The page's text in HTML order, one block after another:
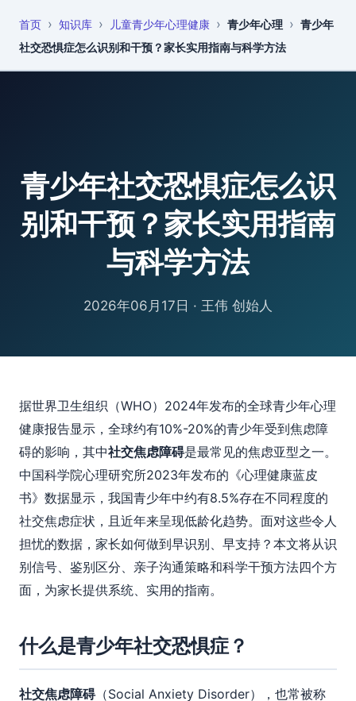
恩启 知识库
首页 › 知识库 › 儿童青少年心理健康 › 青少年心理 › 青少年
社交恐惧症怎么识别和干预？家长实用指南与科学方法
青少年社交恐惧症怎么识
别和干预？家长实用指南
与科学方法
2026年06月17日 · 王伟 创始人
据世界卫生组织（WHO）2024年发布的全球青少年心理
健康报告显示，全球约有10%-20%的青少年受到焦虑障
碍的影响，其中社交焦虑障碍是最常见的焦虑亚型之一。
中国科学院心理研究所2023年发布的《心理健康蓝皮
书》数据显示，我国青少年中约有8.5%存在不同程度的
社交焦虑症状，且近年来呈现低龄化趋势。面对这些令人
担忧的数据，家长如何做到早识别、早支持？本文将从识
别信号、鉴别区分、亲子沟通策略和科学干预方法四个方
面，为家长提供系统、实用的指南。
什么是青少年社交恐惧症？
社交焦虑障碍（Social Anxiety Disorder），也常被称